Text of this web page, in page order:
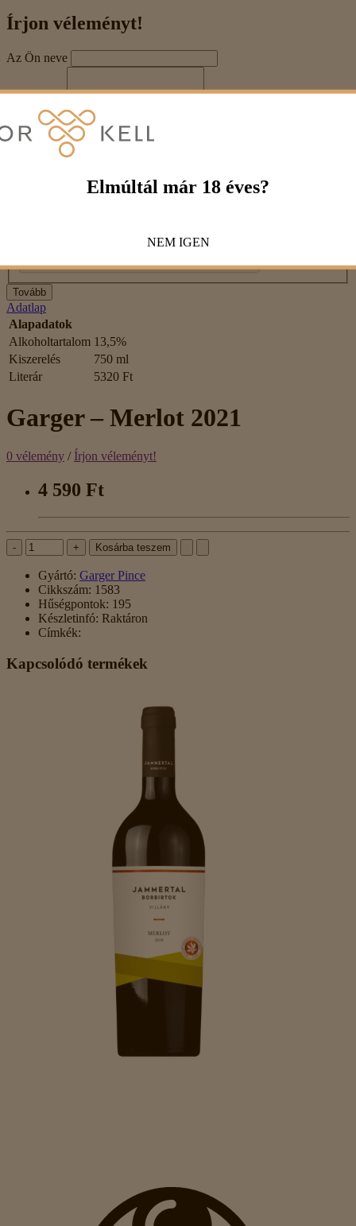
Írjon véleményt!
Az Ön neve
Véleménye
Megjegyzés:HTML-kód használata nem engedélyezett!
Tovább
Adatlap
Alapadatok
Alkoholtartalom 13,5%
Kiszerelés
750 ml
Literár
5320 Ft
Garger – Merlot 2021
0 vélemény / Írjon véleményt!
4 590 Ft
- + Kosárba teszem
Gyártó: Garger Pince
Cikkszám: 1583
Hűségpontok: 195
Készletinfó: Raktáron
Címkék:
Kapcsolódó termékek
Elmúltál már 18 éves?
NEM IGEN